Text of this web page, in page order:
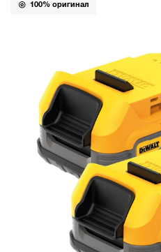
100% оригинал